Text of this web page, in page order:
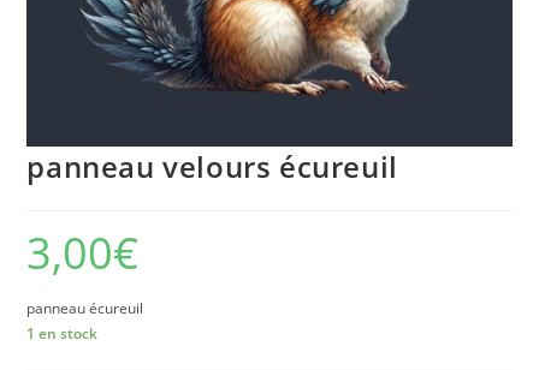
panneau velours écureuil
3,00€
panneau écureuil
1 en stock